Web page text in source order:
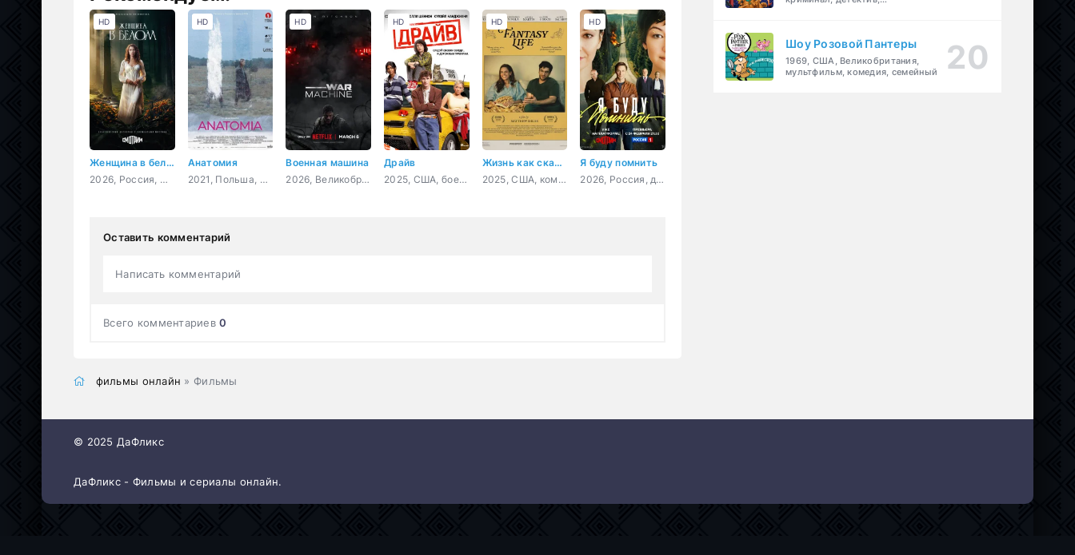
Женщина в белом
2026, Россия, мелодрама, детектив
HD
Анатомия
2021, Польша, Франция,
HD
Военная машина
2026, Великобритания, Австралия, Новая Зеландия, США, фантастика, боевик
HD
Драйв
2025, США, боевик, мелодрама, комедия
HD
Жизнь как сказка
2025, США, комедия
HD
Я буду помнить
2026, Россия, драма
HD
Оставить комментарий
Написать комментарий
Всего комментариев0
фильмы онлайн » Фильмы
Шоу Розовой Пантеры
1969, США, Великобритания,
мультфильм, комедия, семейный
© 2025 ДаФликс
ДаФликс - Фильмы и сериалы онлайн.